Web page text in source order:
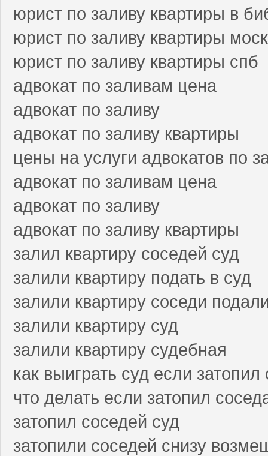
юрист по заливу квартиры в
юрист по заливу квартиры
юрист по заливу квартиры спб
адвокат по заливам цена
адвокат по заливу
адвокат по заливу квартиры
цены на услуги адвокатов по
адвокат по заливам цена
адвокат по заливу
адвокат по заливу квартиры
залил квартиру соседей суд
залили квартиру подать в суд
залили квартиру соседи
залили квартиру суд
залили квартиру судебная
как выиграть суд если затопил
что делать если затопил
затопил соседей суд
затопили соседей снизу